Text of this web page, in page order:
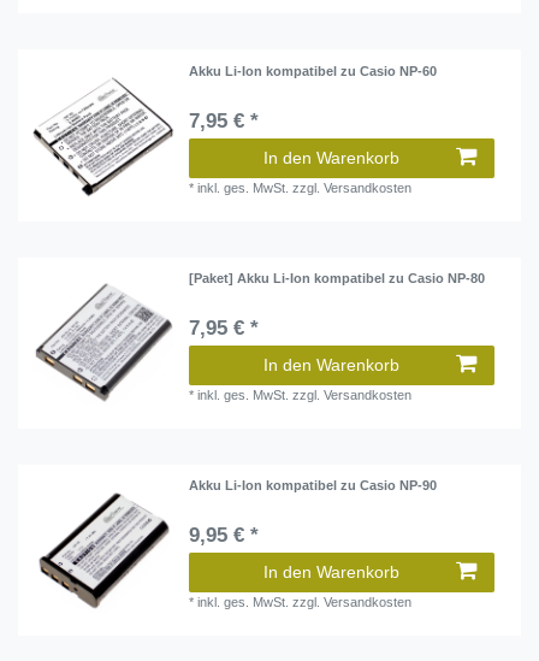
Akku Li-Ion kompatibel zu Casio NP-60
7,95 € *
In den Warenkorb
*inkl. ges. MwSt. zzgl.Versandkosten
[Paket] Akku Li-Ion kompatibel zu Casio NP-80
7,95 € *
In den Warenkorb
*inkl. ges. MwSt. zzgl.Versandkosten
Akku Li-Ion kompatibel zu Casio NP-90
9,95 € *
In den Warenkorb
*inkl. ges. MwSt. zzgl.Versandkosten